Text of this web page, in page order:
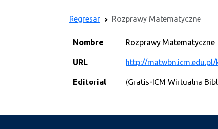
Regresar Rozprawy Matematyczne
Nombre Rozprawy Matematyczne
URL http://matwbn.icm.edu.pl/
Editorial (Gratis-ICM Wirtualna